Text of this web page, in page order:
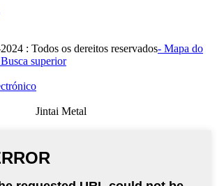
: Todos os dereitos reservados- Mapa do
superior
Jintai Metal